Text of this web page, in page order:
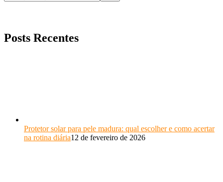
Posts Recentes
Protetor solar para pele madura: qual escolher e como acertar
na rotina diária12 de fevereiro de 2026